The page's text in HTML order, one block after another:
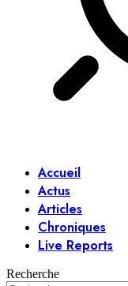
Accueil
Actus
Articles
Chroniques
Live Reports
Recherche